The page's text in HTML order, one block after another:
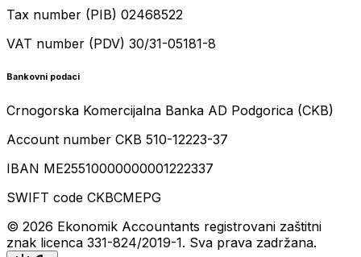
Tax number (PIB) 02468522
VAT number (PDV) 30/31-05181-8
Bankovni podaci
Crnogorska Komercijalna Banka AD Podgorica (CKB)
Account number CKB 510-12223-37
IBAN ME25510000000001222337
SWIFT code CKBCMEPG
© 2026 Ekonomik Accountants registrovani zaštitni
znak licenca 331-824/2019-1. Sva prava zadržana.